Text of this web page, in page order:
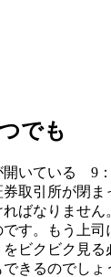
でも
開いている 9
取引所が閉ま
ばなりません
です。もう上司
ビクビク見
きるのでしょ